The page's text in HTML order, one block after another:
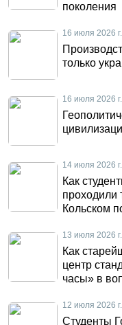
поколения
16 июля 2026
только
16 июля 2026
14 июля 2026
Как
проходили
Кольском
13 июля 2026
Как
центр
часы» в
12 июля 2026
Студенты